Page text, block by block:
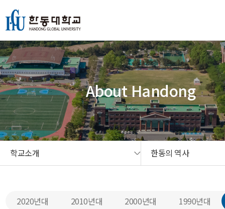
About Handong
학교소개 한동의 역사
2020년대 2010년대 2000년대 1990년대